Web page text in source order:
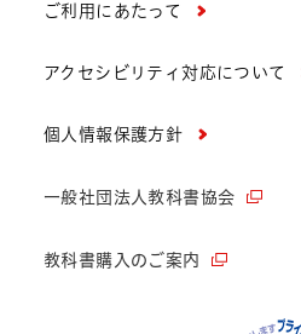
ご利用にあたって
アクセシビリティ対応について
個人情報保護方針
一般社団法人教科書協会
教科書購入のご案内